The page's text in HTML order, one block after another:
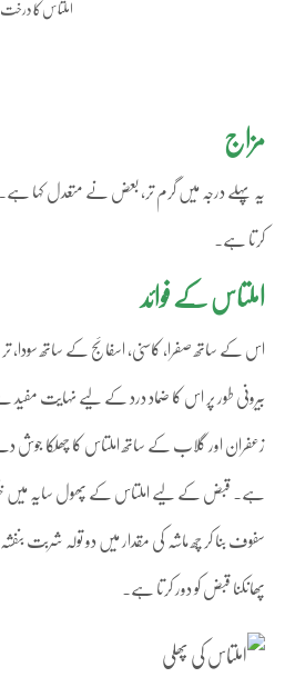
املتاس کا درخت
مزاج
یہ پہلے درجہ میں گرم تر، بعض نے متعدل کہا ہے۔
کرتا ہے۔
املتاس کے فوائد
اس کے ساتھ صفرا، کاسنی، اسفائج کے ساتھ سودا،
بیرونی طور پر اس کا ضماد درد کے لیے نہایت
زعفران اور گلاب کے ساتھ املتاس کا چھلکا جوش دے
ہے۔ قبض کے لیے املتاس کے پھول سایہ میں
سفوف بنا کر چھ ماشہ کی مقدار میں دو تولہ شربت
پھانکنا قبض کو دور کرتا ہے۔